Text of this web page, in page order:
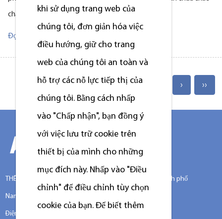
chắn. Ngày càng nhiều máy giặt khô chủ sở hữ...
Đọc Thêm
1 2 3 4 › ››
THÊM:Số 388 đường Xinggang, huyện Chongchuan, thành phố
Nam Thông, 226000, tỉnh Giang Tô, Trung Quốc.
Điện thoại: +86-13917089379
khi sử dụng trang web của
chúng tôi, đơn giản hóa việc
điều hướng, giữ cho trang
web của chúng tôi an toàn và
hỗ trợ các nỗ lực tiếp thị của
chúng tôi. Bằng cách nhấp
vào "Chấp nhận", bạn đồng ý
với việc lưu trữ cookie trên
thiết bị của mình cho những
mục đích này. Nhấp vào "Điều
chỉnh" để điều chỉnh tùy chọn
cookie của bạn. Để biết thêm